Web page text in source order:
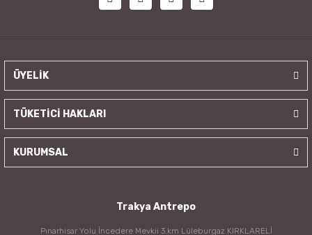
ÜYELİK
TÜKETİCİ HAKLARI
KURUMSAL
Trakya Antrepo
Pınarhisar Yolu İncedere Mevkii 3.km Lüleburgaz KIRKLARELİ